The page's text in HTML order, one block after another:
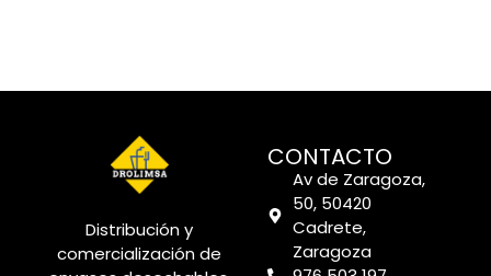
Distribución y
comercialización de
CONTACTO
Av de Zaragoza,
50, 50420
Cadrete,
Zaragoza